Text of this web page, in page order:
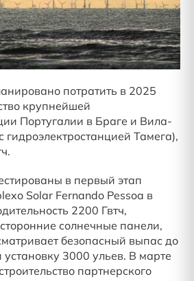
потратить в 2025
крупнейшей
Португалии в Браге и Вила-
гидроэлектростанцией Тамега),
в первый этап
Solar Fernando Pessoa в
2200 Гвтч,
солнечные панели,
безопасный выпас до
установку 3000 ульев. В марте
партнерского